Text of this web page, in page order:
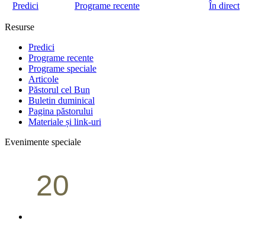
Predici Programe recente În direct
Resurse
Predici
Programe recente
Programe speciale
Articole
Păstorul cel Bun
Buletin duminical
Pagina păstorului
Materiale și link-uri
Evenimente speciale
20